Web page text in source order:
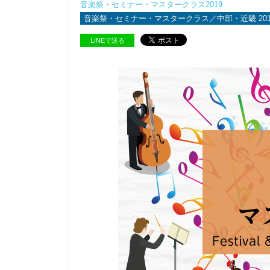
音楽祭・セミナー・マスタークラス2019
音楽祭・セミナー・マスタークラス／中部・近畿
LINEで送る